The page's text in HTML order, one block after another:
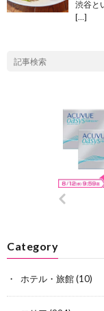
渋谷と
[…]
Category
ホテル・旅館(10)